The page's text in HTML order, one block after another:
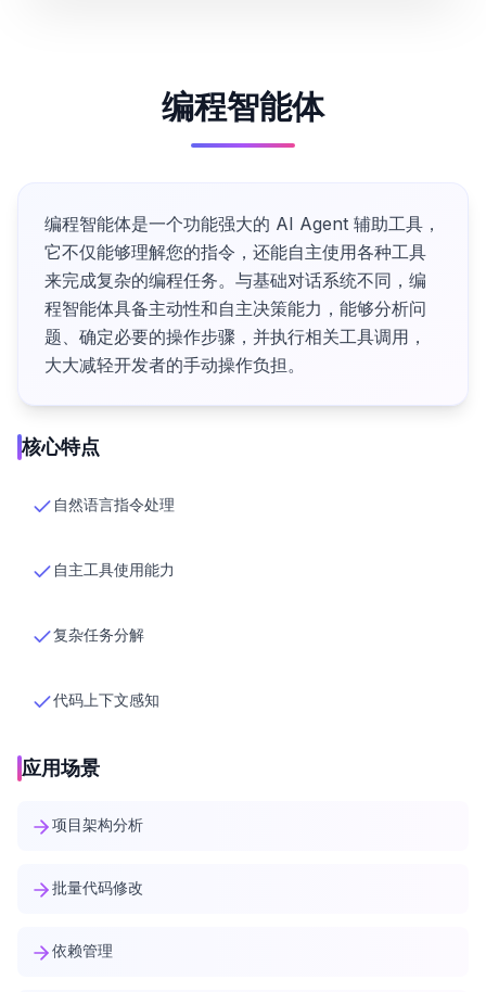
编程智能体
编程智能体是一个功能强大的 AI Agent 辅助工具，
它不仅能够理解您的指令，还能自主使用各种工具
来完成复杂的编程任务。与基础对话系统不同，编
程智能体具备主动性和自主决策能力，能够分析问
题、确定必要的操作步骤，并执行相关工具调用，
大大减轻开发者的手动操作负担。
核心特点
自然语言指令处理
自主工具使用能力
复杂任务分解
代码上下文感知
应用场景
项目架构分析
批量代码修改
依赖管理